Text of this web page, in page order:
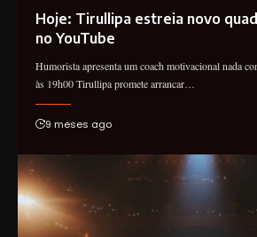
Hoje: Tirullipa estreia novo
no YouTube
Humorista apresenta um coach motivacional nada
às 19h00 Tirullipa promete arrancar…
9 meses ago